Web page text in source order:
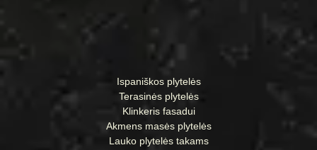
Ispaniškos plytelės
Terasinės plytelės
Klinkeris fasadui
Akmens masės plytelės
Lauko plytelės takams